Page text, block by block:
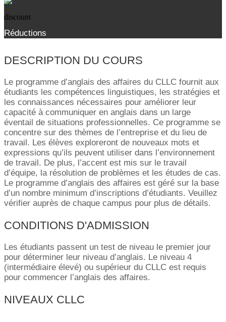
Réductions
DESCRIPTION DU COURS
Le programme d’anglais des affaires du CLLC fournit aux
étudiants les compétences linguistiques, les stratégies et
les connaissances nécessaires pour améliorer leur
capacité à communiquer en anglais dans un large
éventail de situations professionnelles. Ce programme se
concentre sur des thèmes de l’entreprise et du lieu de
travail. Les élèves exploreront de nouveaux mots et
expressions qu’ils peuvent utiliser dans l’environnement
de travail. De plus, l’accent est mis sur le travail
d’équipe, la résolution de problèmes et les études de cas.
Le programme d’anglais des affaires est géré sur la base
d’un nombre minimum d’inscriptions d’étudiants. Veuillez
vérifier auprès de chaque campus pour plus de détails.
CONDITIONS D'ADMISSION
Les étudiants passent un test de niveau le premier jour
pour déterminer leur niveau d’anglais. Le niveau 4
(intermédiaire élevé) ou supérieur du CLLC est requis
pour commencer l’anglais des affaires.
NIVEAUX CLLC